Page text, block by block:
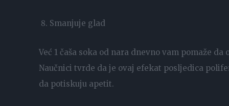
Smanjuje glad
Već 1 čaša soka od nara dnevno vam pomaže
Naučnici tvrde da je ovaj efekat posljedica
da potiskuju apetit.